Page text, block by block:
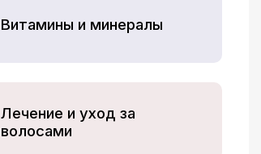
Витамины и минералы
Лечение и уход за
волосами